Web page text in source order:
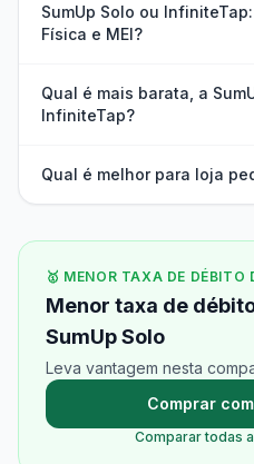
SumUp Solo ou
Física e MEI?
Qual é mais barata, a
InfiniteTap?
Qual é melhor para loja
🥇 MENOR TAXA DE DÉBITO
Menor taxa de
SumUp Solo
Leva vantagem nesta
Comprar
Comparar todas